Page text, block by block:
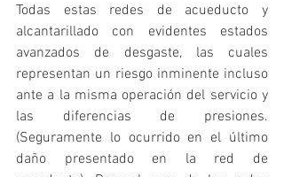
Todas estas redes de acueducto y
alcantarillado con evidentes estados
avanzados de desgaste, las cuales
representan un riesgo inminente incluso
ante a la misma operación del servicio y
las diferencias de presiones.
(Seguramente lo ocurrido en el último
daño presentado en la red de